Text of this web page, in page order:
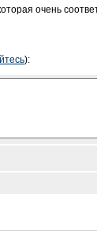
очень
):